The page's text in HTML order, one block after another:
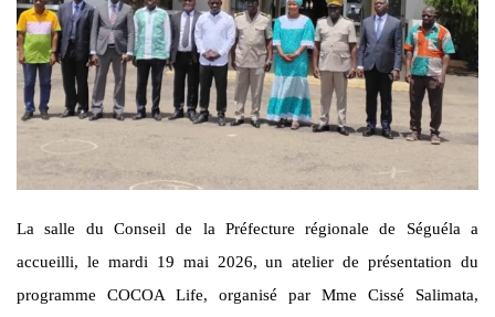
La salle du Conseil de la Préfecture régionale de Séguéla a
accueilli, le mardi 19 mai 2026, un atelier de présentation du
programme COCOA Life, organisé par Mme Cissé Salimata,